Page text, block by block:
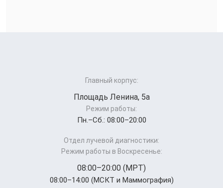
Главный корпус:
Площадь Ленина, 5а
Режим работы:
Пн.–Cб.: 08:00–20:00
Отдел лучевой диагностики:
Режим работы в Воскресенье:
08:00–20:00 (МРТ)
08:00–14:00 (МСКТ и Маммография)